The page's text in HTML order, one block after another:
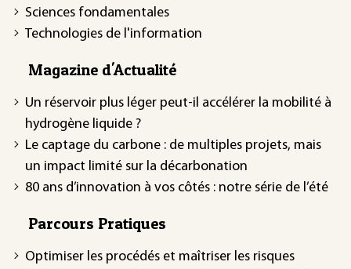
Sciences fondamentales
Technologies de l'information
Magazine d'Actualité
Un réservoir plus léger peut-il accélérer la mobilité à
hydrogène liquide ?
Le captage du carbone : de multiples projets, mais
un impact limité sur la décarbonation
80 ans d’innovation à vos côtés : notre série de l’été
Parcours Pratiques
Optimiser les procédés et maîtriser les risques